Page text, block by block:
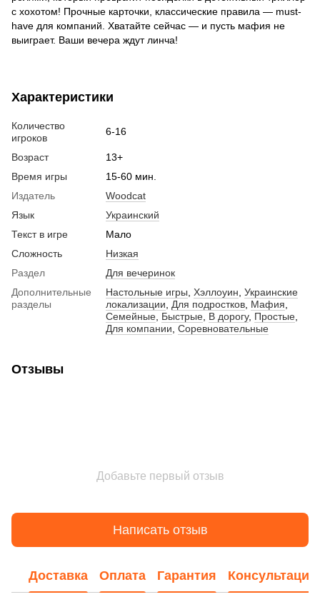
с хохотом! Прочные карточки, классические правила — must-
have для компаний. Хватайте сейчас — и пусть мафия не
выиграет. Ваши вечера ждут линча!
Характеристики
Количество
игроков
6-16
Возраст
13+
Время игры
15-60 мин.
Издатель
Woodcat
Язык
Украинский
Текст в игре
Мало
Сложность
Низкая
Раздел
Для вечеринок
Дополнительные
разделы
Настольные игры, Хэллоуин, Украинские
локализации, Для подростков, Мафия,
Семейные, Быстрые, В дорогу, Простые,
Для компании, Соревновательные
Отзывы
Добавьте первый отзыв
Написать отзыв
Доставка Оплата Гарантия Консультация